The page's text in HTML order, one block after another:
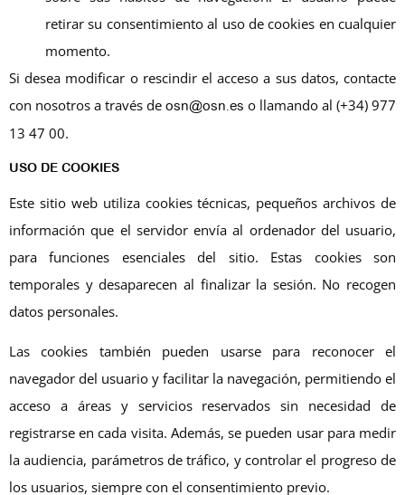
retirar su consentimiento al uso de cookies en cualquier
momento.
Si desea modificar o rescindir el acceso a sus datos, contacte
con nosotros a través de osn@osn.es o llamando al (+34) 977
13 47 00.
USO DE COOKIES
Este sitio web utiliza cookies técnicas, pequeños archivos de
información que el servidor envía al ordenador del usuario,
para funciones esenciales del sitio. Estas cookies son
temporales y desaparecen al finalizar la sesión. No recogen
datos personales.
Las cookies también pueden usarse para reconocer el
navegador del usuario y facilitar la navegación, permitiendo el
acceso a áreas y servicios reservados sin necesidad de
registrarse en cada visita. Además, se pueden usar para medir
la audiencia, parámetros de tráfico, y controlar el progreso de
los usuarios, siempre con el consentimiento previo.